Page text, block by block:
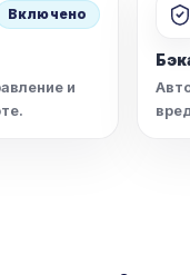
Включено
и